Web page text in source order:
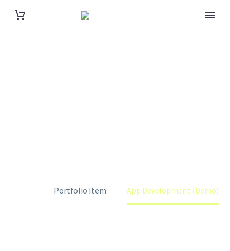
Portfolio Item App Development (Demo)